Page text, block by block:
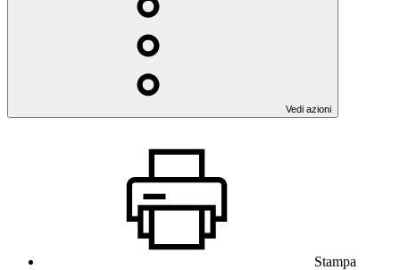
Vedi azioni
Stampa